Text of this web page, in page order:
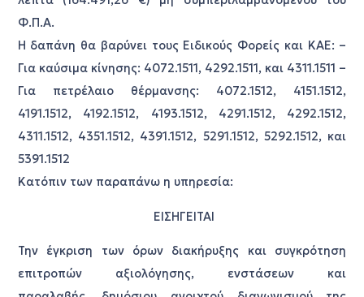
Φ.Π.Α.
Η δαπάνη θα βαρύνει τους Ειδικούς Φορείς και ΚΑΕ: –
Για καύσιμα κίνησης: 4072.1511, 4292.1511, και 4311.1511 –
Για πετρέλαιο θέρμανσης: 4072.1512, 4151.1512,
4191.1512, 4192.1512, 4193.1512, 4291.1512, 4292.1512,
4311.1512, 4351.1512, 4391.1512, 5291.1512, 5292.1512, και
5391.1512
Κατόπιν των παραπάνω η υπηρεσία:
ΕΙΣΗΓΕΙΤΑΙ
Την έγκριση των όρων διακήρυξης και συγκρότηση
επιτροπών αξιολόγησης, ενστάσεων και